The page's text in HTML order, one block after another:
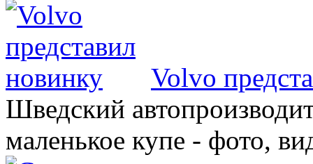
Volvo
Шведский
маленькое купе - фото,